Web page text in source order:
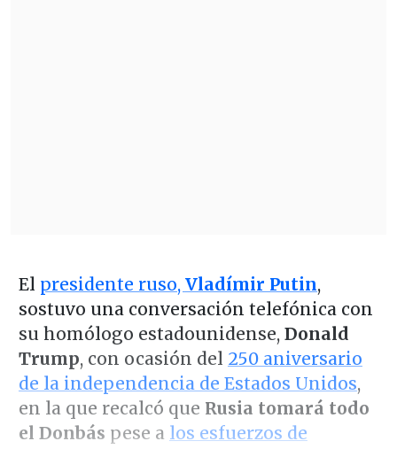
El presidente ruso, Vladímir Putin,
sostuvo una conversación telefónica con
su homólogo estadounidense, Donald
Trump, con ocasión del 250 aniversario
de la independencia de Estados Unidos,
en la que recalcó que Rusia tomará todo
el Donbás pese a los esfuerzos de